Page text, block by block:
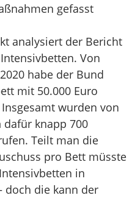
gefasst
analysiert der Bericht
Von
habe der Bund
mit 50.000 Euro
wurden von
dafür knapp 700
Teilt man die
pro Bett müsste
in
doch die kann der